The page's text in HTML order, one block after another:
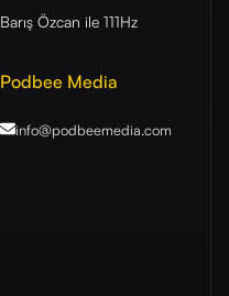
Barış Özcan ile 111Hz
Podbee Media
info@podbeemedia.com